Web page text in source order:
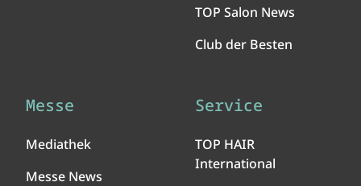
TOP Salon News
Club der Besten
Messe
Mediathek
Messe News
Service
TOP HAIR
International